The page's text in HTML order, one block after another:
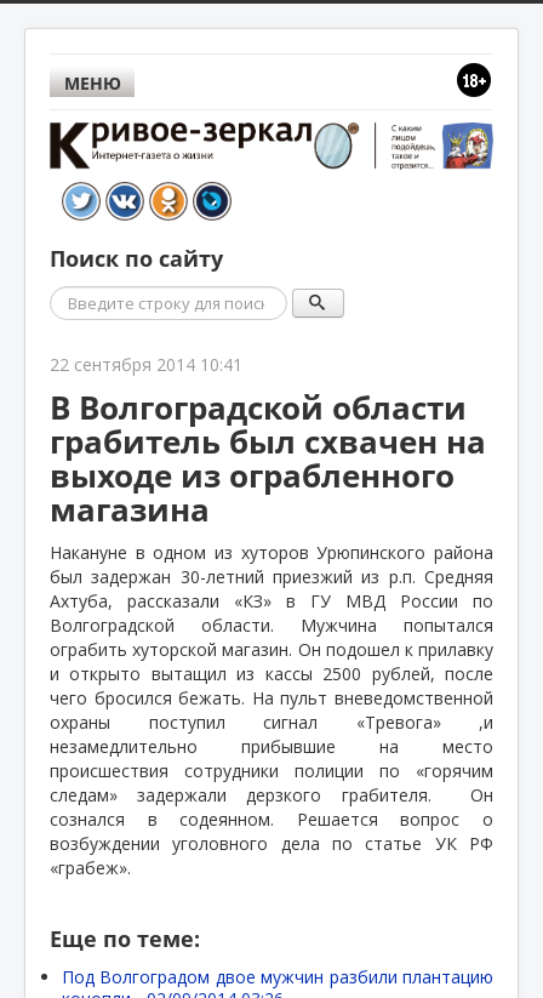
МЕНЮ
Поиск по сайту
Поиск
22 сентября 2014 10:41
В Волгоградской области
грабитель был схвачен на
выходе из ограбленного
магазина
Накануне в одном из хуторов Урюпинского района
был задержан 30-летний приезжий из р.п. Средняя
Ахтуба, рассказали «КЗ» в ГУ МВД России по
Волгоградской области. Мужчина попытался
ограбить хуторской магазин. Он подошел к прилавку
и открыто вытащил из кассы 2500 рублей, после
чего бросился бежать. На пульт вневедомственной
охраны поступил сигнал «Тревога» ,и
незамедлительно прибывшие на место
происшествия сотрудники полиции по «горячим
следам» задержали дерзкого грабителя.
Он
сознался в содеянном. Решается вопрос о
возбуждении уголовного дела по статье УК РФ
«грабеж».
Еще по теме:
Под Волгоградом двое мужчин разбили плантацию